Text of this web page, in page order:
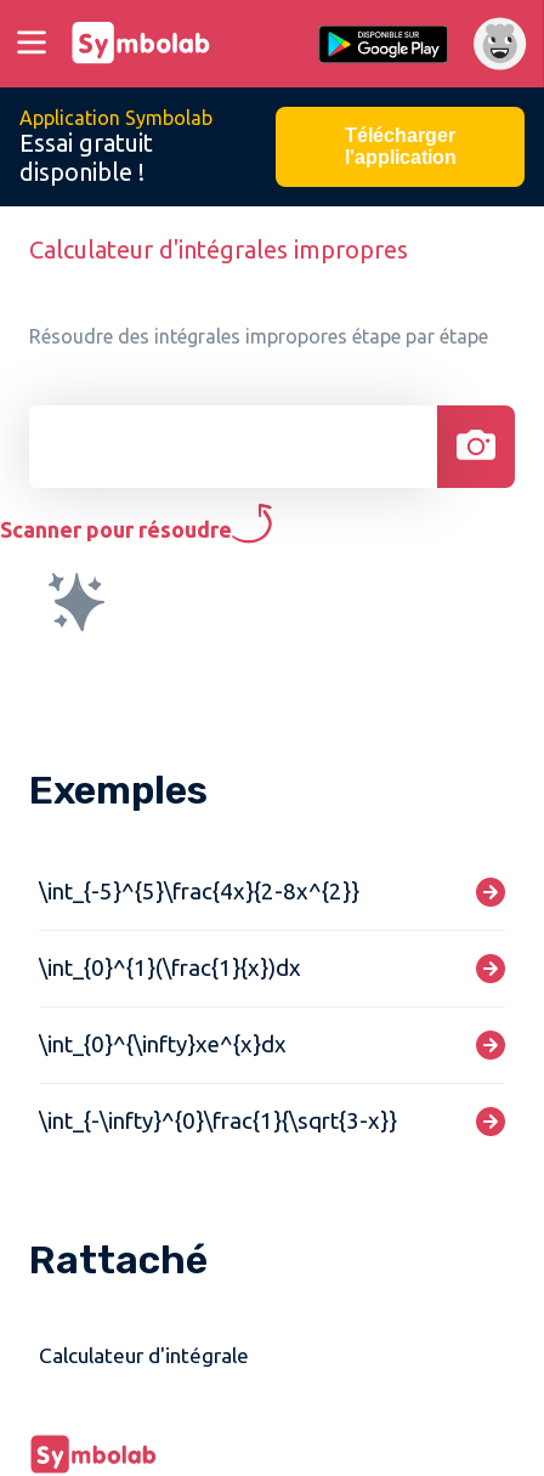
Application Symbolab
Essai gratuit
disponible !
Télécharger
l'application
Calculateur d'intégrales impropres
Résoudre des intégrales impropores étape par étape
Scanner pour résoudre
Exemples
\int_{-5}^{5}\frac{4x}{2-8x^{2}}
\int_{0}^{1}(\frac{1}{x})dx
\int_{0}^{\infty}xe^{x}dx
\int_{-\infty}^{0}\frac{1}{\sqrt{3-x}}
Rattaché
Calculateur d'intégrale